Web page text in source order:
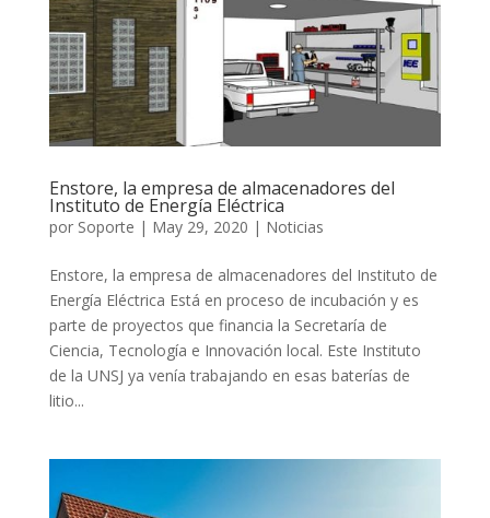
Enstore, la empresa de almacenadores del
Instituto de Energía Eléctrica
por Soporte | May 29, 2020 | Noticias
Enstore, la empresa de almacenadores del Instituto de
Energía Eléctrica Está en proceso de incubación y es
parte de proyectos que financia la Secretaría de
Ciencia, Tecnología e Innovación local. Este Instituto
de la UNSJ ya venía trabajando en esas baterías de
litio...